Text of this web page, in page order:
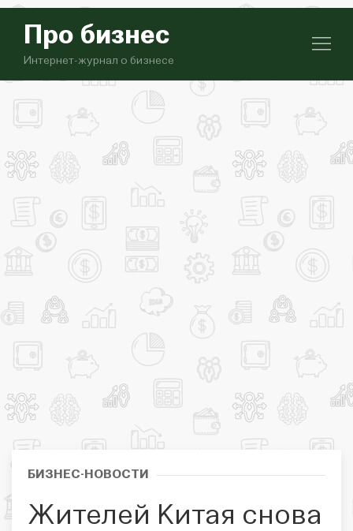
Про бизнес
Интернет-журнал о бизнесе
БИЗНЕС-НОВОСТИ
Жителей Китая снова